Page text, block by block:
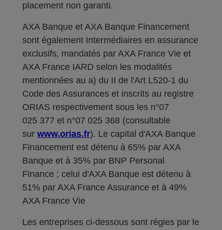
placement non garanti.
AXA Banque et AXA Banque Financement
sont également Intermédiaires en assurance
exclusifs, mandatés par AXA France Vie et
AXA France IARD selon les modalités
mentionnées au a) du II de l'Art L520-1 du
Code des Assurances et inscrits au registre
ORIAS respectivement sous les n°07
025 377 et n°07 025 368 (consultable
sur www.orias.fr). Le capital d'AXA Banque
Financement est détenu à 65% par AXA
Banque et à 35% par BNP Personal
Finance ; celui d'AXA Banque est détenu à
51% par AXA France Assurance et à 49%
AXA France Vie
Les entreprises ci-dessous sont régies par le